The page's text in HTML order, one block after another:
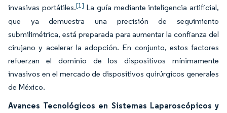
invasivas portátiles.[1] La guía mediante inteligencia artificial,
que ya demuestra una precisión de seguimiento
submilimétrica, está preparada para aumentar la confianza del
cirujano y acelerar la adopción. En conjunto, estos factores
refuerzan el dominio de los dispositivos mínimamente
invasivos en el mercado de dispositivos quirúrgicos generales
de México.
Avances Tecnológicos en Sistemas Laparoscópicos y